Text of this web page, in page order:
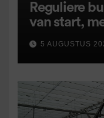
Reguliere
van start,
5 AUGUSTUS